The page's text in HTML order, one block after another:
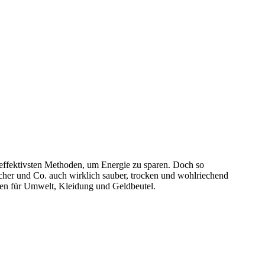
Methoden, um Energie zu sparen. Doch so
und Co. auch wirklich sauber, trocken und wohlriechend
für Umwelt, Kleidung und Geldbeutel.